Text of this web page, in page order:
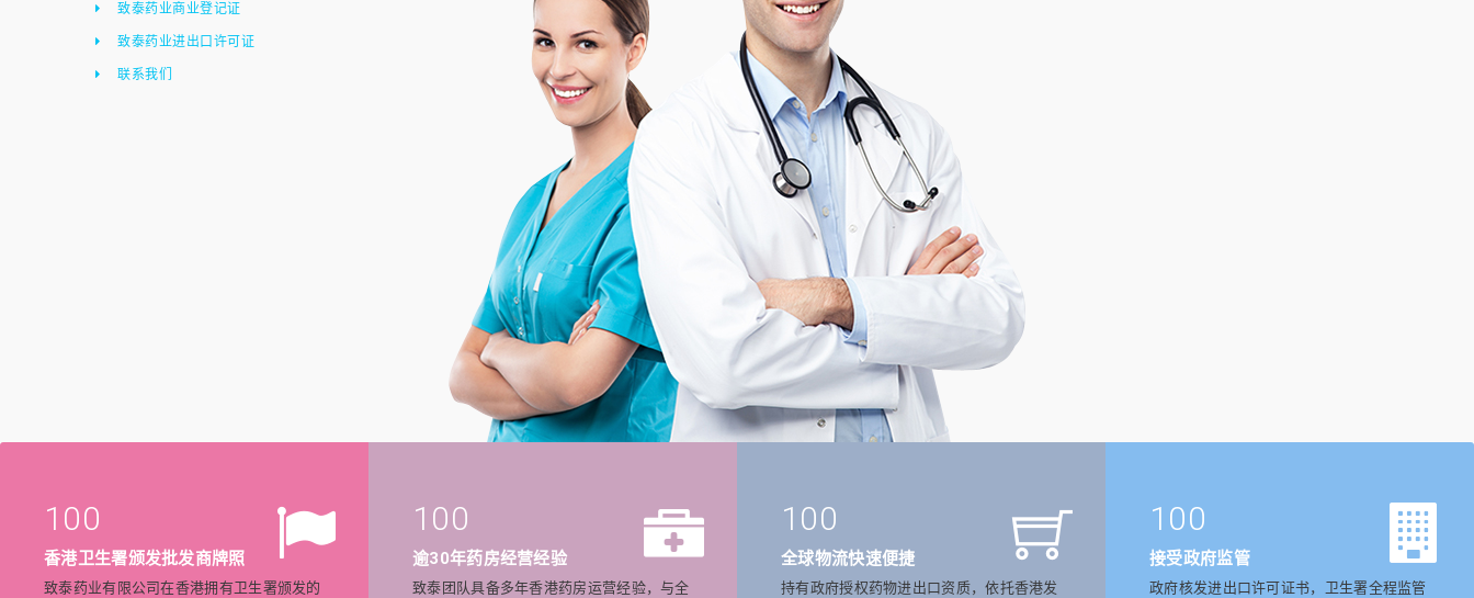
致泰药业商业登记证
致泰药业进出口许可证
联系我们
100
香港卫生署颁发批发商牌照
致泰药业有限公司在香港拥有卫生署颁发的
100
逾30年药房经营经验
致泰团队具备多年香港药房运营经验，与全
100
全球物流快速便捷
持有政府授权药物进出口资质，依托香港发
100
接受政府监管
政府核发进出口许可证书，卫生署全程监管